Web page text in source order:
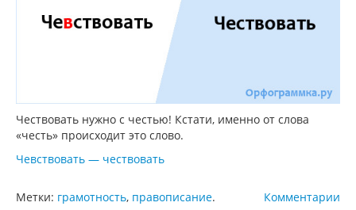
Чествовать нужно с честью! Кстати, именно от слова
«честь» происходит это слово.
Чевствовать — чествовать
Комментарии
Метки: грамотность, правописание.